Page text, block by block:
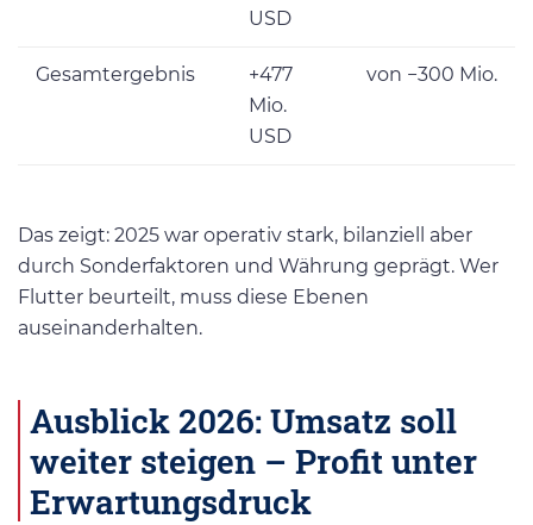
USD
Gesamtergebnis
+477
Mio.
USD
von −300 Mio.
Das zeigt: 2025 war operativ stark, bilanziell aber
durch Sonderfaktoren und Währung geprägt. Wer
Flutter beurteilt, muss diese Ebenen
auseinanderhalten.
Ausblick 2026: Umsatz soll
weiter steigen – Profit unter
Erwartungsdruck